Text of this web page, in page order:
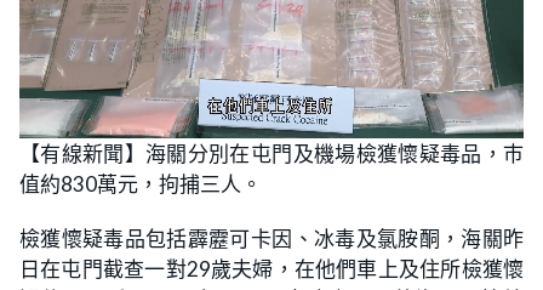
U
n
m
t
e
L
o
a
d
e
d
6
.
8
4
【有線新聞】海關分別在屯門及機場檢獲懷疑毒品，巿
值約830萬元，拘捕三人。
檢獲懷疑毒品包括霹靂可卡因、冰毒及氯胺酮，海關昨
日在屯門截查一對29歲夫婦，在他們車上及住所檢獲懷